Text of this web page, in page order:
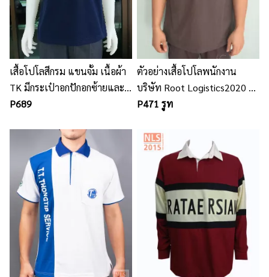
เสื้อโปโลสีกรม แขนจั้ม เนื้อผ้า
TK มีกระเป๋าอกปักอกซ้ายและ
ด้านหลัง
P689
ตัวอย่างเสื้อโปโลพนักงาน
บริษัท Root Logistics2020 /
นลินสิริ รับตัด รับผลิตเสื้อโปโล
P471 รูท